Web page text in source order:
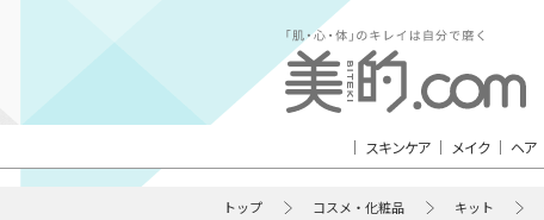
スキンケア メイク ヘア
トップ コスメ・化粧品 キット